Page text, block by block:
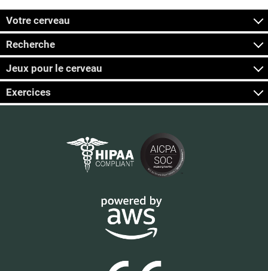
Votre cerveau
Recherche
Jeux pour le cerveau
Exercices